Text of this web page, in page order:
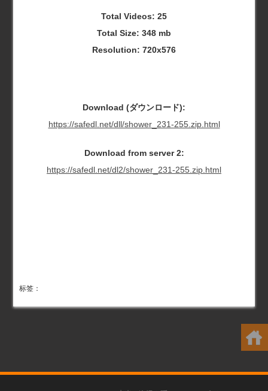
Total Videos: 25
Total Size: 348 mb
Resolution: 720x576
Download (ダウンロード):
https://safedl.net/dll/shower_231-255.zip.html
Download from server 2:
https://safedl.net/dl2/shower_231-255.zip.html
标签：